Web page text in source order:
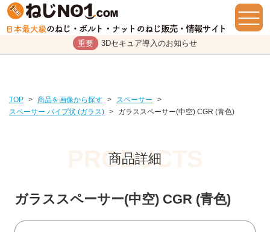
重要 3Dセキュア導入のお知らせ
TOP > 商品を画像から探す > スペーサー
>
スペーサー パイプ状 (ガラス) > ガラススペーサー(中空) CGR (青色)
商品詳細
ガラススペーサー(中空) CGR (青色)